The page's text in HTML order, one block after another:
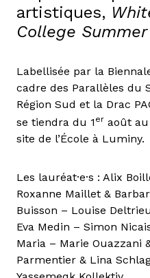
artistiques,
College
Labellisée par la
cadre des Parallèles du
Région Sud et la Drac
se tiendra du 1 er août au
site de l’École à Luminy.
Les lauréat·e·s : Alix
Roxanne Maillet &
Buisson – Louise
Eva Medin – Simon
Maria – Marie Ouazzani
Parmentier & Lina